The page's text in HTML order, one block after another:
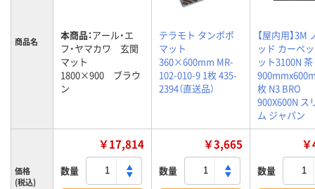
商品名 本商品：アール・エ
フ・ヤマカワ 玄関
マット
1800×900 ブラウ
ン
テラモト タンポポ
マット
360×600mm MR-
102-010-9 1枚 435-
2394（直送品）
【屋内用】3M
ッド カーペ
ット3100N 茶
枚 N3 BRO
900X600N ス
ム ジャパン
価格
(税込)
￥17,814
数量
￥3,665
数量 数量